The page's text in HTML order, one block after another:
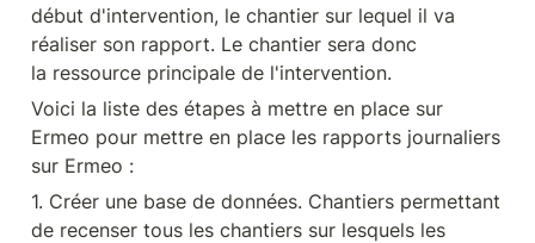
début d'intervention, le chantier sur lequel il va
réaliser son rapport. Le chantier sera donc
la ressource principale de l'intervention.
Voici la liste des étapes à mettre en place sur
Ermeo pour mettre en place les rapports journaliers
sur Ermeo :
1. Créer une base de données. Chantiers permettant
de recenser tous les chantiers sur lesquels les